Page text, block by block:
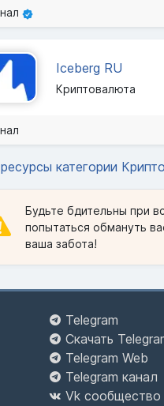
Iceberg RU
Криптовалюта
категории
Будьте бдительны при
попытаться обмануть
ваша забота!
Telegram
Скачать
Telegram Web
Telegram канал
Vk сообщество